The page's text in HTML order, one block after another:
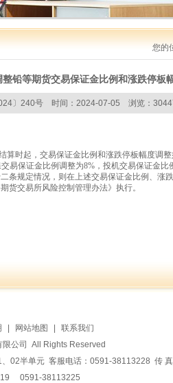
您的
铅等期货交易保证金比例和涨跌停板
〕240号 时间：2024-07-05 浏览：
算时起，交易保证金比例和涨跌停板幅度调整
交易保证金比例调整为8% ，投机交易保证金比
条规定情况，则在上述交易保证金比例、涨
货交易所风险控制管理办法》执行。
网站地图
联系我们
公司 All Rights Reserved
02半单元 客服电话：0591-38113228 传
0591-38113225